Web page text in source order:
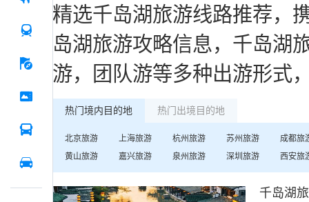
精选千岛湖旅游线路推荐，
岛湖旅游攻略信息， 千岛湖
游，团队游等多种出游形式
热门境内目的地 热门出境目的地
北京旅游 上海旅游 杭州旅游 苏州旅游 成都旅
黄山旅游 嘉兴旅游 泉州旅游 深圳 旅游 西安旅
千岛湖